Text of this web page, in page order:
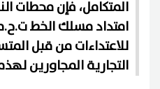
المتكامل، فإن محطات
امتداد مسلك الخط
للاعتداءات من قبل
التجارية المجاورين